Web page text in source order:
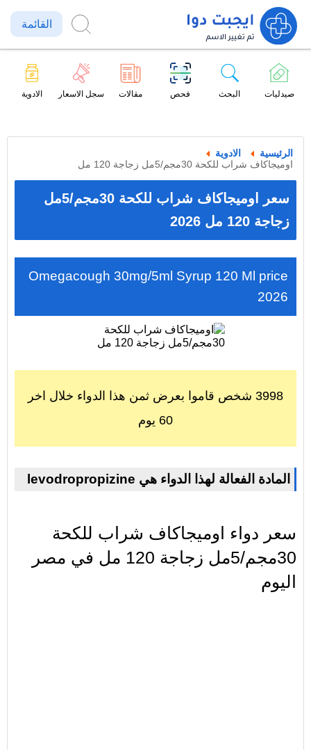
القائمة
صيدليات البحث فحص مقالات سجل الاسعار الادوية
الرئيسية
الادوية
اوميجاكاف شراب للكحة 30مجم/5مل زجاجة 120 مل
سعر اوميجاكاف شراب للكحة 30مجم/5مل
زجاجة 120 مل 2026
Omegacough 30mg/5ml Syrup 120 Ml price
2026
3998 شخص قاموا بعرض ثمن هذا الدواء خلال اخر
60 يوم
levodropropizine المادة الفعالة لهذا الدواء هي
سعر دواء اوميجاكاف شراب للكحة
30مجم/5مل زجاجة 120 مل في مصر
اليوم